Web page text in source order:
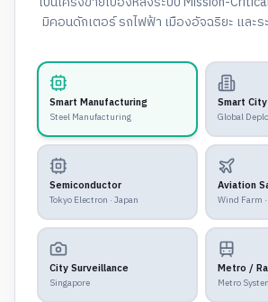
มิคอนดักเตอร์ รถไฟฟ้า เมืองอัจฉริยะ และร
Smart Manufacturing
Steel Manufacturing
Smart City
Global
Semiconductor
Tokyo Electron · Japan
Aviation
Wind Farm
City Surveillance
Singapore
Metro /
Metro